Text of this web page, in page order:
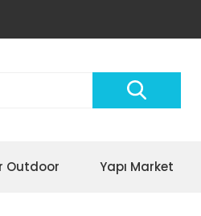
Outdoor Yapı Market